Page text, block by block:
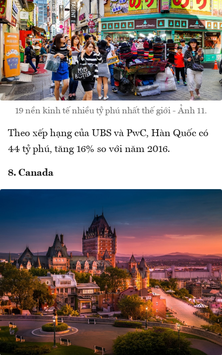
19 nền kinh tế nhiều tỷ phú nhất thế giới - Ảnh 11.
Theo xếp hạng của UBS và PwC, Hàn Quốc có
44 tỷ phú, tăng 16% so với năm 2016.
8. Canada